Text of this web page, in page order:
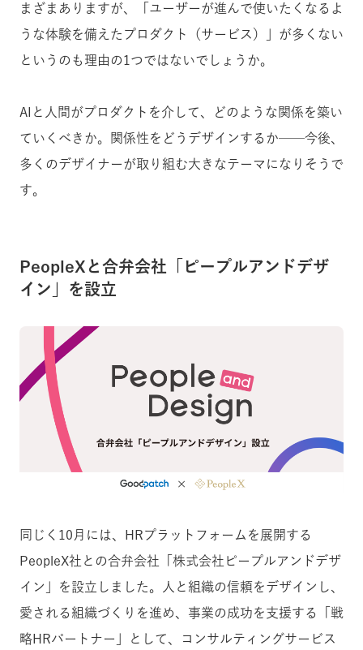
まざまありますが、「ユーザーが進んで使いたくなるよ
うな体験を備えたプロダクト（サービス）」が多くない
というのも理由の1つではないでしょうか。
AIと人間がプロダクトを介して、どのような関係を築い
ていくべきか。関係性をどうデザインするか──今後、
多くのデザイナーが取り組む大きなテーマになりそうで
す。
PeopleXと合弁会社「ピープルアンドデザ
イン」を設立
同じく10月には、HRプラットフォームを展開する
PeopleX社との合弁会社「株式会社ピープルアンドデザ
イン」を設立しました。人と組織の信頼をデザインし、
愛される組織づくりを進め、事業の成功を支援する「戦
略HRパートナー」として、コンサルティングサービス